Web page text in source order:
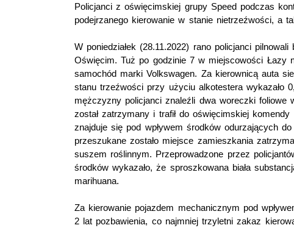
Policjanci z oświęcimskiej grupy Speed podczas
podejrzanego kierowanie w stanie nietrzeźwości, a
W poniedziałek (28.11.2022) rano policjanci
Oświęcim. Tuż po godzinie 7 w miejscowości Łazy
samochód marki Volkswagen. Za kierownicą auta
stanu trzeźwości przy użyciu alkotestera wykazało
mężczyzny policjanci znaleźli dwa woreczki foliowe
został zatrzymany i trafił do oświęcimskiej
znajduje się pod wpływem środków odurzających
przeszukane zostało miejsce zamieszkania
suszem roślinnym. Przeprowadzone przez
środków wykazało, że sproszkowana biała
marihuana.
Za kierowanie pojazdem mechanicznym pod
2 lat pozbawienia, co najmniej trzyletni zakaz